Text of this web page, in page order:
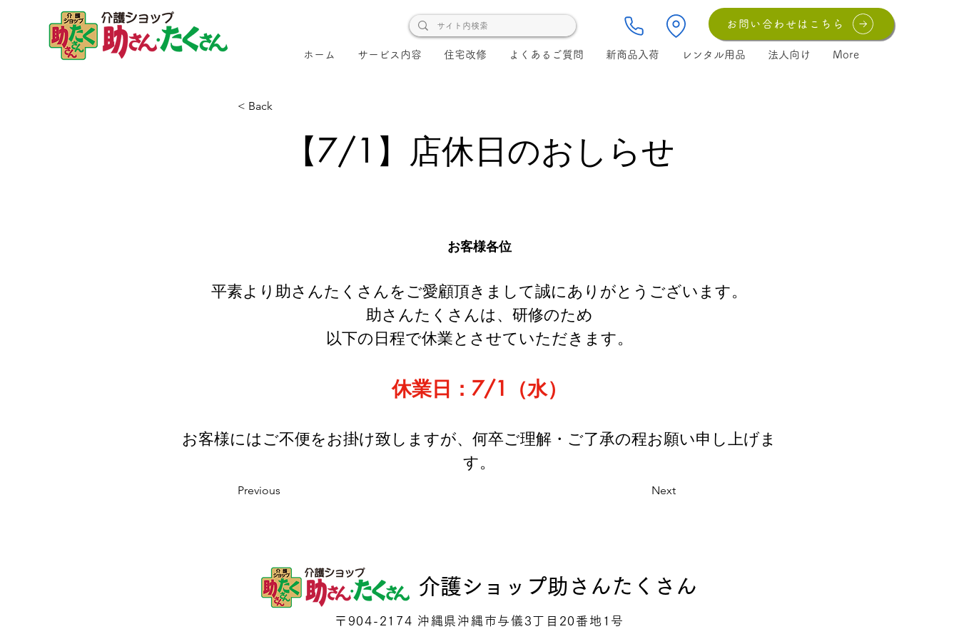
お問い合わせはこちら
ホーム サービス内容 住宅改修 よくあるご質問 新商品入荷 レンタル用品 法人向け More
< Back
【7/1】店休日のおしらせ
お客様各位
平素より助さんたくさんをご愛顧頂きまして誠にありがとうございます。
助さんたくさんは、研修のため
以下の日程で休業とさせていただきます。
休業日：7/1（水）
お客様にはご不便をお掛け致しますが、何卒ご理解・ご了承の程お願い申し上げま
す。
Previous Next
介護ショップ助さんたくさん
〒904-2174 沖縄県沖縄市与儀3丁目20番地1号